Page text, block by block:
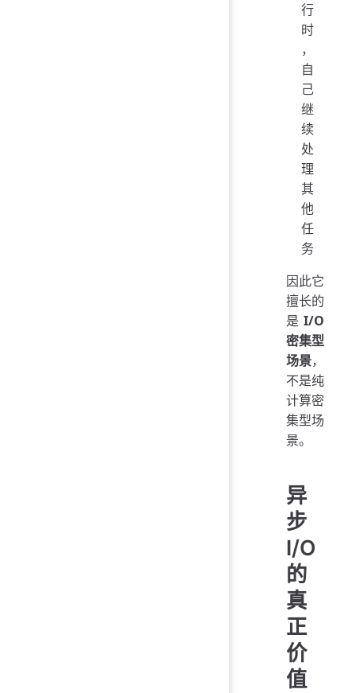
行
时
，
自
己
继
续
处
理
其
他
任
务
因此它
擅长的
是 I/O
密集型
场景，
不是纯
计算密
集型场
景。
异
步
I/O
的
真
正
价
值